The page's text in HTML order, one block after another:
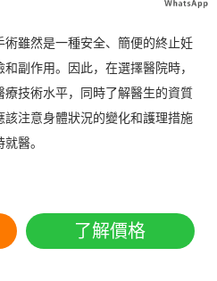
雖然是一種安全、簡便的終止妊
副作用。因此，在選擇醫院時，
技術水平，同時了解醫生的資質
注意身體狀況的變化和護理措施
醫。
了解價格